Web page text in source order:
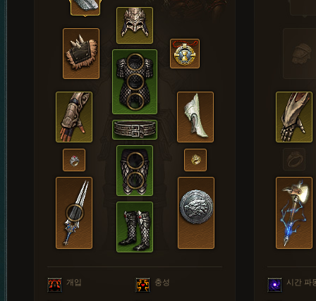
개입 충성 시간 파